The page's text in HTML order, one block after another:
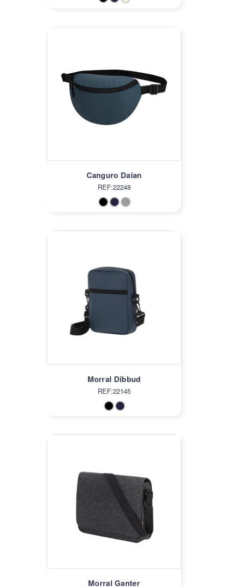
Canguro Daian
REF:22248
Morral Dibbud
REF:22145
Morral Ganter